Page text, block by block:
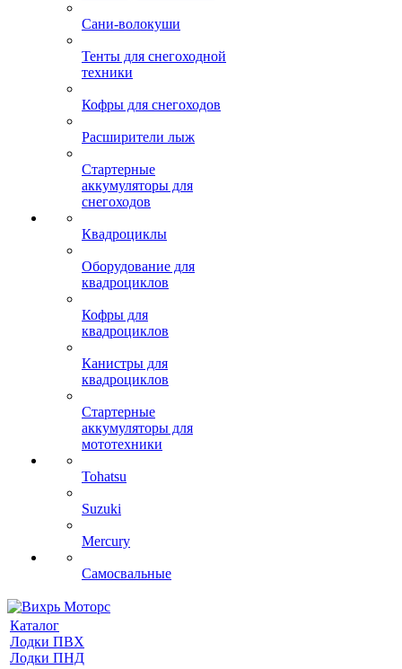
Сани-волокуши
Тенты для снегоходной
техники
Кофры для снегоходов
Расширители лыж
Стартерные
аккумуляторы для
снегоходов
Квадроциклы
Оборудование для
квадроциклов
Кофры для
квадроциклов
Канистры для
квадроциклов
Стартерные
аккумуляторы для
мототехники
Tohatsu
Suzuki
Mercury
Самосвальные
Каталог
Лодки ПВХ
Лодки ПНД